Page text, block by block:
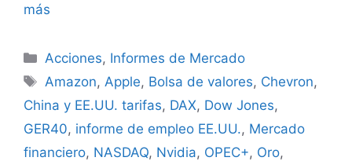
más
Categorías
Acciones, Informes de Mercado
Etiquetas
Amazon, Apple, Bolsa de valores, Chevron,
China y EE.UU. tarifas, DAX, Dow Jones,
GER40, informe de empleo EE.UU., Mercado
financiero, NASDAQ, Nvidia, OPEC+, Oro,